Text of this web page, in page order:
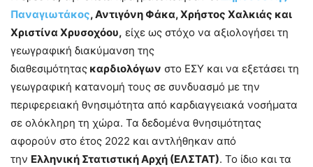
Παναγιωτάκος, Αντιγόνη Φάκα, Χρήστος Χαλκιάς και
Χριστίνα Χρυσοχόου, είχε ως στόχο να αξιολογήσει τη
γεωγραφική διακύμανση της
διαθεσιμότητας καρδιολόγων στο ΕΣΥ και να εξετάσει τη
γεωγραφική κατανομή τους σε συνδυασμό με την
περιφερειακή θνησιμότητα από καρδιαγγειακά νοσήματα
σε ολόκληρη τη χώρα. Τα δεδομένα θνησιμότητας
αφορούν στο έτος 2022 και αντλήθηκαν από
την Ελληνική Στατιστική Αρχή (ΕΛΣΤΑΤ). Το ίδιο και τα